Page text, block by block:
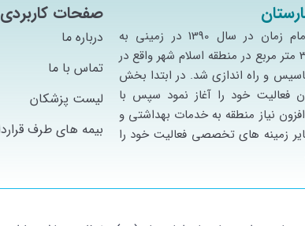
بيمارستان امام زمان در سال 1390 در زميني به
مساحت 3200 متر مربع در منطقه اسلام شهر واقع در
و راه اندازي شد. در ابتدا بخش
فعاليت خود را آغاز نمود سپس با
نياز منطقه به خدمات بهداشتي و
زمينه هاي تخصصي فعاليت خود را
صفحات کاربردی
درباره ما
تماس با ما
لیست پزشکان
بیمه های طرف